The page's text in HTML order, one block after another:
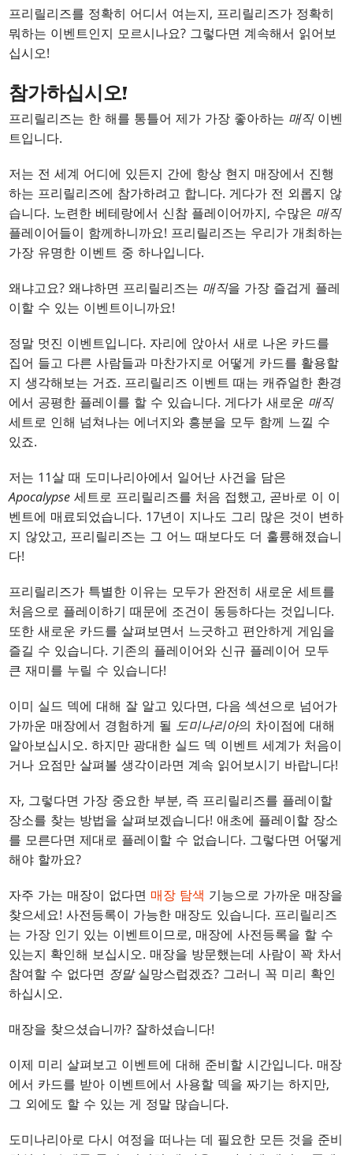
프리릴리즈를 정확히 어디서 여는지, 프리릴리즈가 정확히
뭐하는 이벤트인지 모르시나요? 그렇다면 계속해서 읽어보
십시오!
참가하십시오!
프리릴리즈는 한 해를 통틀어 제가 가장 좋아하는 매직이벤
트입니다.
저는 전 세계 어디에 있든지 간에 항상 현지 매장에서 진행
하는 프리릴리즈에 참가하려고 합니다. 게다가 전 외롭지 않
습니다. 노련한 베테랑에서 신참 플레이어까지, 수많은 매직
플레이어들이 함께하니까요! 프리릴리즈는 우리가 개최하는
가장 유명한 이벤트 중 하나입니다.
왜냐고요? 왜냐하면 프리릴리즈는 매직을 가장 즐겁게 플레
이할 수 있는 이벤트이니까요!
정말 멋진 이벤트입니다. 자리에 앉아서 새로 나온 카드를
집어 들고 다른 사람들과 마찬가지로 어떻게 카드를 활용할
지 생각해보는 거죠. 프리릴리즈 이벤트 때는 캐쥬얼한 환경
에서 공평한 플레이를 할 수 있습니다. 게다가 새로운 매직
세트로 인해 넘쳐나는 에너지와 흥분을 모두 함께 느낄 수
있죠.
저는 11살 때 도미나리아에서 일어난 사건을 담은
Apocalypse 세트로 프리릴리즈를 처음 접했고, 곧바로 이 이
벤트에 매료되었습니다. 17년이 지나도 그리 많은 것이 변하
지 않았고, 프리릴리즈는 그 어느 때보다도 더 훌륭해졌습니
다!
프리릴리즈가 특별한 이유는 모두가 완전히 새로운 세트를
처음으로 플레이하기 때문에 조건이 동등하다는 것입니다.
또한 새로운 카드를 살펴보면서 느긋하고 편안하게 게임을
즐길 수 있습니다. 기존의 플레이어와 신규 플레이어 모두
큰 재미를 누릴 수 있습니다!
이미 실드 덱에 대해 잘 알고 있다면, 다음 섹션으로 넘어가
가까운 매장에서 경험하게 될 도미나리아의 차이점에 대해
알아보십시오. 하지만 광대한 실드 덱 이벤트 세계가 처음이
거나 요점만 살펴볼 생각이라면 계속 읽어보시기 바랍니다!
자, 그렇다면 가장 중요한 부분, 즉 프리릴리즈를 플레이할
장소를 찾는 방법을 살펴보겠습니다! 애초에 플레이할 장소
를 모른다면 제대로 플레이할 수 없습니다. 그렇다면 어떻게
해야 할까요?
자주 가는 매장이 없다면 매장 탐색 기능으로 가까운 매장을
찾으세요! 사전등록이 가능한 매장도 있습니다. 프리릴리즈
는 가장 인기 있는 이벤트이므로, 매장에 사전등록을 할 수
있는지 확인해 보십시오. 매장을 방문했는데 사람이 꽉 차서
참여할 수 없다면 정말실망스럽겠죠? 그러니 꼭 미리 확인
하십시오.
매장을 찾으셨습니까? 잘하셨습니다!
이제 미리 살펴보고 이벤트에 대해 준비할 시간입니다. 매장
에서 카드를 받아 이벤트에서 사용할 덱을 짜기는 하지만,
그 외에도 할 수 있는 게 정말 많습니다.
도미나리아로 다시 여정을 떠나는 데 필요한 모든 것을 준비